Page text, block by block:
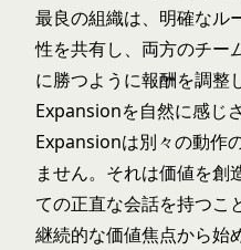
最良の組織は、明確なル
性を共有し、両方のチー
に勝つように報酬を調整
Expansionを自然に感じ
Expansionは別々の動作
ません。それは価値を創
ての正直な会話を持つこ
継続的な価値焦点から始